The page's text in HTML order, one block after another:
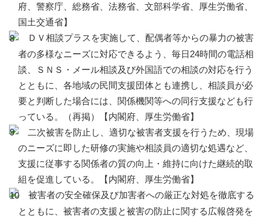
府、警察庁、総務省、法務省、文部科学省、厚生労働省、
国土交通省】
ＤＶ相談プラスを実施して、配偶者等からの暴力の被害
者の多様なニーズに対応できるよう、毎日24時間の電話相
談、ＳＮＳ・メール相談及び外国語での相談の対応を行う
とともに、各地域の民間支援団体とも連携し、相談員が必
要と判断した場合には、関係機関等への同行支援なども行
っている。（再掲）【内閣府、厚生労働省】
二次被害を防止し、適切な被害者支援を行うため、現場
のニーズに即した研修の実施や相談員の適切な処遇など、
支援に従事する関係者の質の向上・維持に向けた継続的取
組を促進している。【内閣府、厚生労働省】
被害者の安全確保及び加害者への厳正な対処を徹底する
とともに、被害者の支援と被害の防止に関する広報啓発を